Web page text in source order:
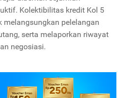
Kolektibilitas kredit Kol 5
melangsungkan pelelangan
serta melaporkan riwayat
negosiasi.